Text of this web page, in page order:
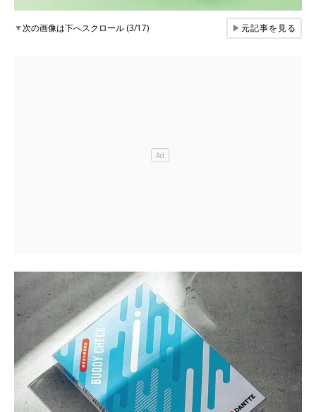
▼次の画像は下へスクロール (3/17) ▶元記事を見る